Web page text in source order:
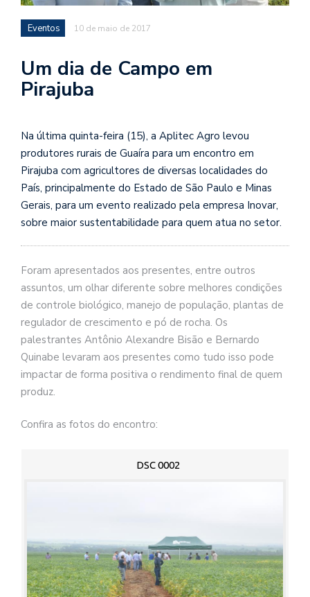
Eventos 10 de maio de 2017
Um dia de Campo em
Pirajuba
Na última quinta-feira (15), a Aplitec Agro levou
produtores rurais de Guaíra para um encontro em
Pirajuba com agricultores de diversas localidades do
País, principalmente do Estado de São Paulo e Minas
Gerais, para um evento realizado pela empresa Inovar,
sobre maior sustentabilidade para quem atua no setor.
Foram apresentados aos presentes, entre outros
assuntos, um olhar diferente sobre melhores condições
de controle biológico, manejo de população, plantas de
regulador de crescimento e pó de rocha. Os
palestrantes Antônio Alexandre Bisão e Bernardo
Quinabe levaram aos presentes como tudo isso pode
impactar de forma positiva o rendimento final de quem
produz.
Confira as fotos do encontro:
DSC 0002